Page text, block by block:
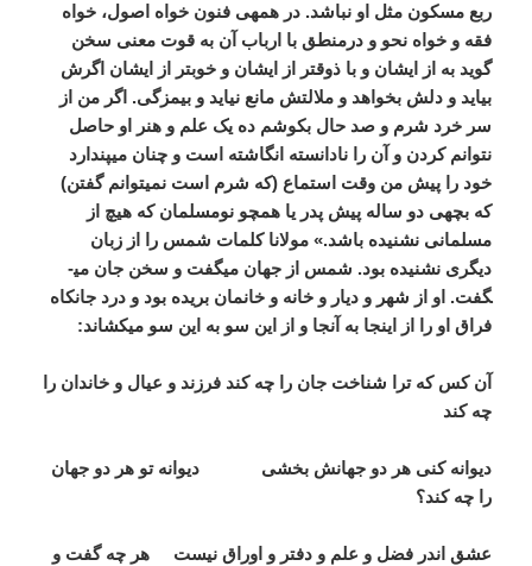
ربع مسکون مثل او نباشد. در همه­ی فنون خواه اصول، خواه
فقه و خواه نحو و درمنطق با ارباب آن به قوت معنی سخن
گوید به از ایشان و با ذوق­تر از ایشان و خوب­تر از ایشان اگرش
بیاید و دلش بخواهد و ملالتش مانع نیاید و بی­مزگی. اگر من از
سر خرد شرم و صد حال بکوشم ده یک علم و هنر او حاصل
نتوانم کردن و آن را نادانسته انگاشته است و چنان می­پندارد
خود را پیش من وقت استماع (که شرم است نمی­توانم گفتن)
که بچه­ی دو ساله پیش پدر یا همچو نومسلمان که هیچ از
مسلمانی نشنیده باشد.» مولانا کلمات شمس را از زبان
دیگری نشنیده بود. شمس از جهان می­گفت و سخن جان می­
گفت. او از شهر و دیار و خانه و خانمان بریده بود و درد جانکاه
فراق او را از اینجا به آنجا و از این سو به این سو می­کشاند:
آن کس که ترا شناخت جان را چه کند فرزند و عیال و خاندان را
چه کند
دیوانه کنی هر دو جهانش بخشی دیوانه تو هر دو جهان
را چه کند؟
عشق اندر فضل و علم و دفتر و اوراق نیست هر چه گفت و